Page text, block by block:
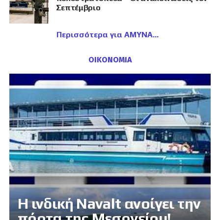
Σεπτέμβριο
Περισσότερα για ΑΜΥΝΑ
ΟΙΚΟΝΟΜΙΑ
Η ινδική Navalt ανοίγει την